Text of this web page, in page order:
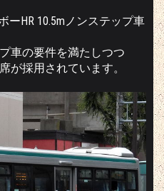
ーHR 10.5mノンステップ車
車の要件を満たしつつ
が採用されています。